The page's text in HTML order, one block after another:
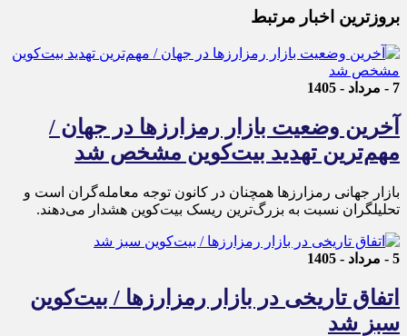
بروزترین اخبار مرتبط
7 - مرداد - 1405
آخرین وضعیت بازار رمزارزها در جهان /
مهم‌ترین تهدید بیت‌کوین مشخص شد
بازار جهانی رمزارزها همچنان در کانون توجه معامله‌گران است و
تحلیلگران نسبت به بزرگ‌ترین ریسک بیت‌کوین هشدار می‌دهند.
5 - مرداد - 1405
اتفاق تاریخی در بازار رمزارزها / بیت‌کوین
سبز شد